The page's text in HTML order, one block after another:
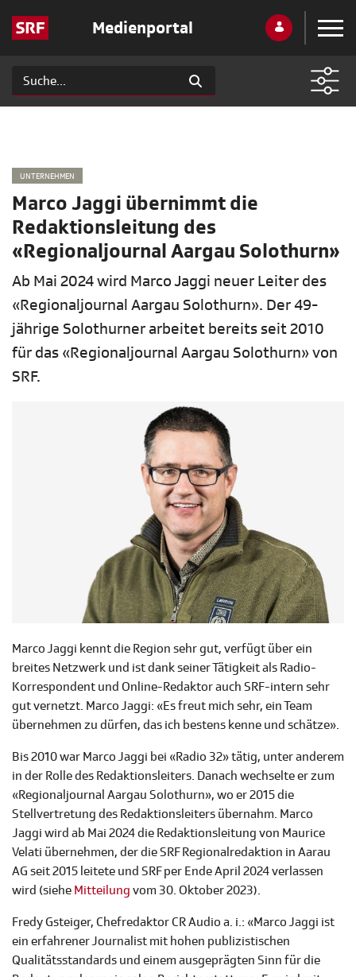
Medienportal
UNTERNEHMEN
Marco Jaggi übernimmt die
Redaktionsleitung des
«Regionaljournal Aargau Solothurn»
Ab Mai 2024 wird Marco Jaggi neuer Leiter des
«Regionaljournal Aargau Solothurn». Der 49-
jährige Solothurner arbeitet bereits seit 2010
für das «Regionaljournal Aargau Solothurn» von
SRF.
Marco Jaggi kennt die Region sehr gut, verfügt über ein
breites Netzwerk und ist dank seiner Tätigkeit als Radio-
Korrespondent und Online-Redaktor auch SRF-intern sehr
gut vernetzt. Marco Jaggi: «Es freut mich sehr, ein Team
übernehmen zu dürfen, das ich bestens kenne und schätze».
Bis 2010 war Marco Jaggi bei «Radio 32» tätig, unter anderem
in der Rolle des Redaktionsleiters. Danach wechselte er zum
«Regionaljournal Aargau Solothurn», wo er 2015 die
Stellvertretung des Redaktionsleiters übernahm. Marco
Jaggi wird ab Mai 2024 die Redaktionsleitung von Maurice
Velati übernehmen, der die SRF Regionalredaktion in Aarau
AG seit 2015 leitete und SRF per Ende April 2024 verlassen
wird (siehe Mitteilung vom 30. Oktober 2023).
Fredy Gsteiger, Chefredaktor CR Audio a. i.: «Marco Jaggi ist
ein erfahrener Journalist mit hohen publizistischen
Qualitätsstandards und einem ausgeprägten Sinn für die